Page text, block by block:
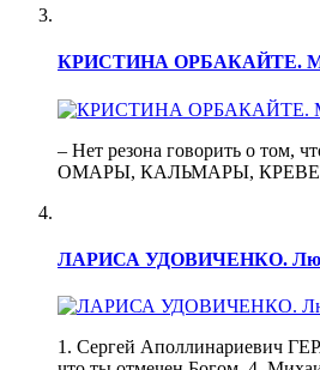
КРИСТИНА ОРБАКАЙТЕ.
– Нет резона говорить о
ОМАРЫ, КАЛЬМАРЫ,
ЛАРИСА УДОВИЧЕНКО.
1. Сергей Аполлинариевич